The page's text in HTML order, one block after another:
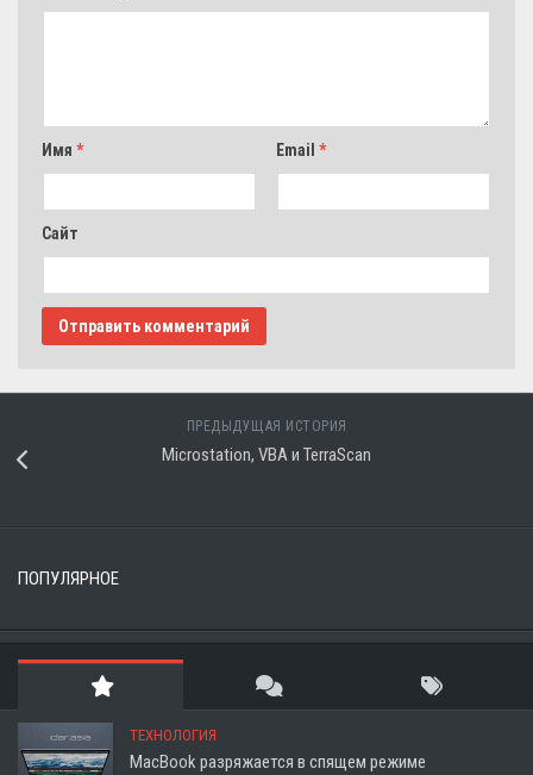
Имя * Email *
Сайт
ПРЕДЫДУЩАЯ ИСТОРИЯ
Microstation, VBA и TerraScan
ПОПУЛЯРНОЕ
ТЕХНОЛОГИЯ
MacBook разряжается в спящем режиме